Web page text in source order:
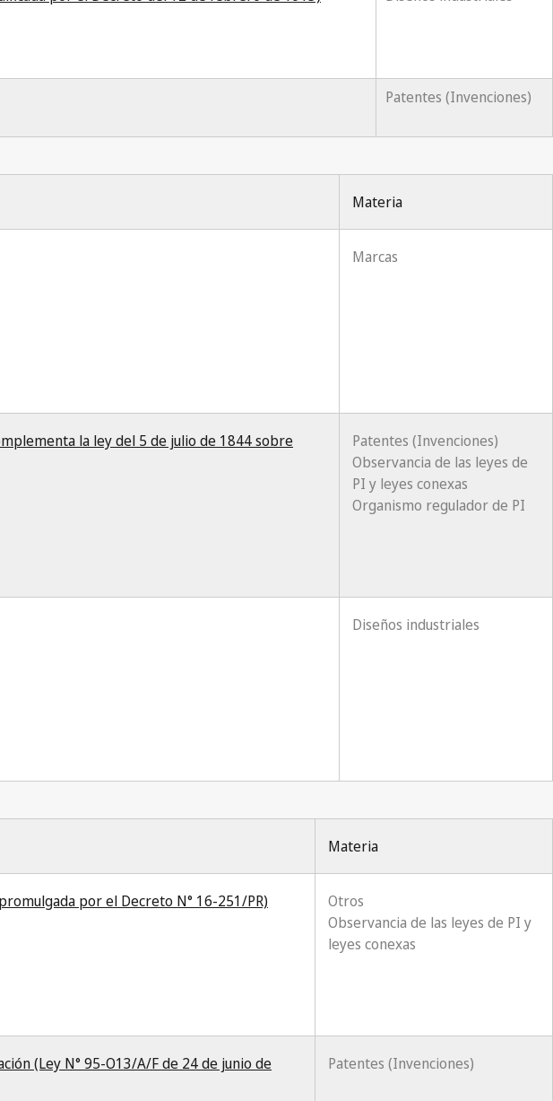
Patentes (Invenciones)
Materia
Marcas
la ley del 5 de julio de 1844 sobre
Patentes (Invenciones)
Observancia de las leyes de
PI y leyes conexas
Organismo regulador de PI
Diseños industriales
Materia
por el Decreto N° 16-251/PR)
Otros
Observancia de las leyes de PI y
leyes conexas
(Ley N° 95-O13/A/F de 24 de junio de
Patentes (Invenciones)